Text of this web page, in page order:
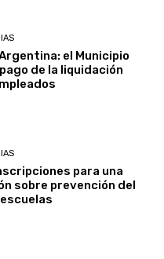
el Municipio
de la liquidación
para una
sobre prevención del